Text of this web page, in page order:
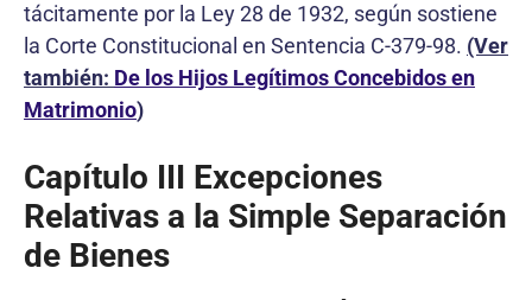
tácitamente por la Ley 28 de 1932, según sostiene
la Corte Constitucional en Sentencia C-379-98. (Ver
también: De los Hijos Legítimos Concebidos en
Matrimonio)
Capítulo III Excepciones
Relativas a la Simple Separación
de Bienes